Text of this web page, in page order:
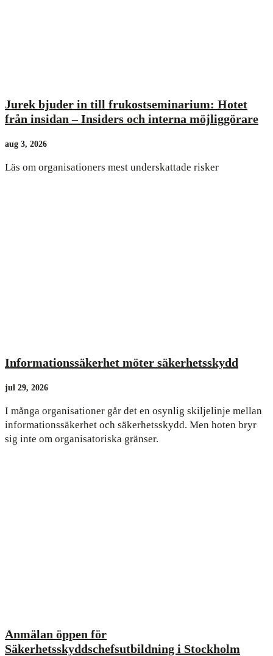
Jurek bjuder in till frukostseminarium: Hotet
från insidan – Insiders och interna möjliggörare
aug 3, 2026
Läs om organisationers mest underskattade risker
Informationssäkerhet möter säkerhetsskydd
jul 29, 2026
I många organisationer går det en osynlig skiljelinje mellan
informationssäkerhet och säkerhetsskydd. Men hoten bryr
sig inte om organisatoriska gränser.
Anmälan öppen för
Säkerhetsskyddschefsutbildning i Stockholm